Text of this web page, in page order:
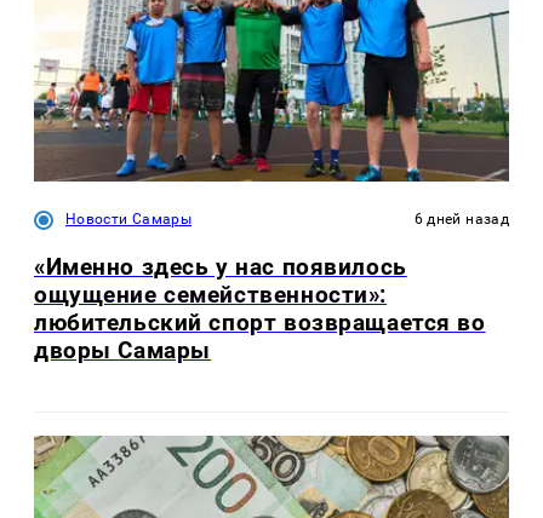
Новости Самары 6 дней назад
«Именно здесь у нас появилось
ощущение семейственности»:
любительский спорт возвращается во
дворы Самары